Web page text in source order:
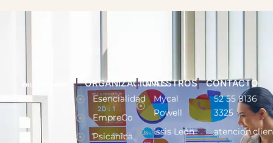
ORGANIZACIONES
Esencialidad
EmpreCo
Psicánica
MAESTROS
Mycal
Powell
Issis León
CONTACTO
52 55 8136
3325